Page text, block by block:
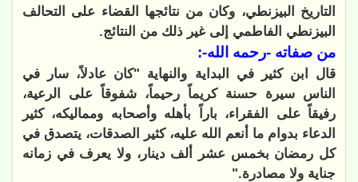
التاريخ البيزنطي، وكان من نتائجها القضاء على التحالف
البيزنطي الفاطمي إلى غير ذلك من النتائج.
من صفاته -رحمه الله-:
قال ابن كثير في البداية والنهاية "كان عادلاً، سار في
الناس سيرة حسنة كريماً رحيماً، شفوقاً على الرعية،
رفيقاً على الفقراء، باراً بأهله وأصحابه ومماليكه، كثير
الدعاء بدوام ما أنعم الله عليه، كثير الصدقات، يتصدق في
كل رمضان بخمس عشر ألف دينار، ولا يعرف في زمانه
جناية ولا مصادرة."